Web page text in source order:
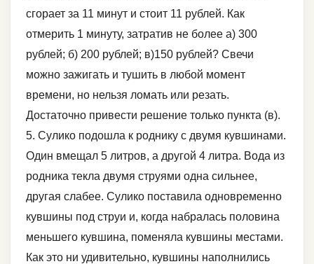
сгорает за 11 минут и стоит 11 рублей. Как
отмерить 1 минуту, затратив не более а) 300
рублей; б) 200 рублей; в)150 рублей? Свечи
можно зажигать и тушить в любой момент
времени, но нельзя ломать или резать.
Достаточно привести решение только пункта (в).
5. Сулико подошла к роднику с двумя кувшинами.
Один вмещал 5 литров, а другой 4 литра. Вода из
родника текла двумя струями одна сильнее,
другая слабее. Сулико поставила одновременно
кувшины под струи и, когда набралась половина
меньшего кувшина, поменяла кувшины местами.
Как это ни удивительно, кувшины наполнились